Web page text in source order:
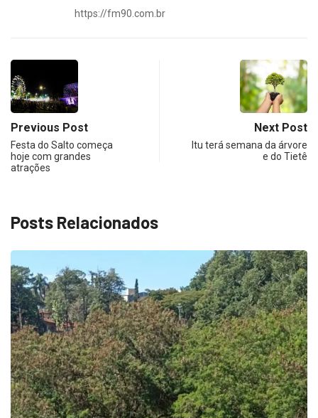
https://fm90.com.br
Previous Post
Festa do Salto começa
hoje com grandes
atrações
Next Post
Itu terá semana da árvore
e do Tietê
Posts Relacionados